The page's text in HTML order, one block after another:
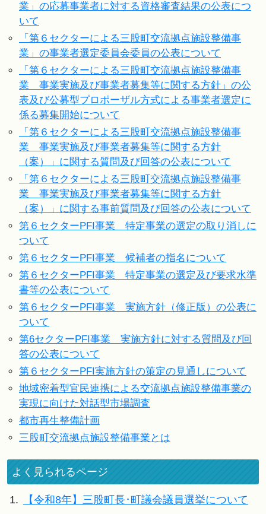
業」の応募事業者に対する資格審査結果の公表につ
いて
「第６セクターによる三股町交流拠点施設整備事
業」の事業者選定委員会委員の公表について
「第６セクターによる三股町交流拠点施設整備事
業 事業実施及び事業者募集等に関する方針」の公
表及び公募型プロポーザル方式による事業者選定に
係る募集開始について
「第６セクターによる三股町交流拠点施設整備事
業 事業実施及び事業者募集等に関する方針
（案）」に関する質問及び回答の公表について
「第６セクターによる三股町交流拠点施設整備事
業 事業実施及び事業者募集等に関する方針
（案）」に関する事前質問及び回答の公表について
第６セクターPFI事業 特定事業の選定の取り消しに
ついて
第６セクターPFI事業 候補者の指名について
第６セクターPFI事業 特定事業の選定及び要求水準
書等の公表について
第６セクターPFI事業 実施方針（修正版）の公表に
ついて
第6セクターPFI事業 実施方針に対する質問及び回
答の公表について
第６セクターPFI実施方針の策定の見通しについて
地域密着型官民連携による交流拠点施設整備事業の
実現に向けた対話型市場調査
都市再生整備計画
三股町交流拠点施設整備事業とは
よく見られるページ
1.
【令和8年】三股町長･町議会議員選挙について